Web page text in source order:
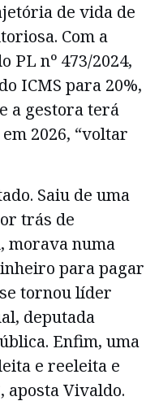
de vida de
Com a
PL nº 473/2024,
ICMS para 20%,
a gestora terá
2026, “voltar
Saiu de uma
trás de
morava numa
para pagar
tornou líder
deputada
Enfim, uma
e reeleita e
aposta Vivaldo.